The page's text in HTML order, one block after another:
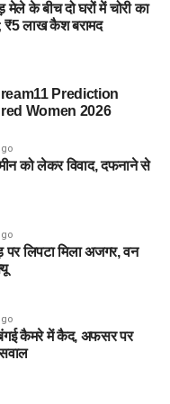
के बीच दो घरों में चोरी का
₹5 लाख कैश बरामद
Prediction
Women 2026
को लेकर विवाद, दफनाने से
पर लिपटा मिला अजगर, वन
दबंगई कैमरे में कैद, अफसर पर